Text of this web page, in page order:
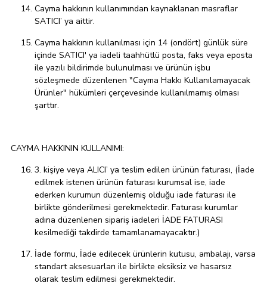
Cayma hakkının kullanımından kaynaklanan masraflar
SATICI’ ya aittir.
Cayma hakkının kullanılması için 14 (ondört) günlük süre
içinde SATICI' ya iadeli taahhütlü posta, faks veya eposta
ile yazılı bildirimde bulunulması ve ürünün işbu
sözleşmede düzenlenen "Cayma Hakkı Kullanılamayacak
Ürünler" hükümleri çerçevesinde kullanılmamış olması
şarttır.
CAYMA HAKKININ KULLANIMI:
3. kişiye veya ALICI’ ya teslim edilen ürünün faturası, (İade
edilmek istenen ürünün faturası kurumsal ise, iade
ederken kurumun düzenlemiş olduğu iade faturası ile
birlikte gönderilmesi gerekmektedir. Faturası kurumlar
adına düzenlenen sipariş iadeleri İADE FATURASI
kesilmediği takdirde tamamlanamayacaktır.)
İade formu, İade edilecek ürünlerin kutusu, ambalajı, varsa
standart aksesuarları ile birlikte eksiksiz ve hasarsız
olarak teslim edilmesi gerekmektedir.